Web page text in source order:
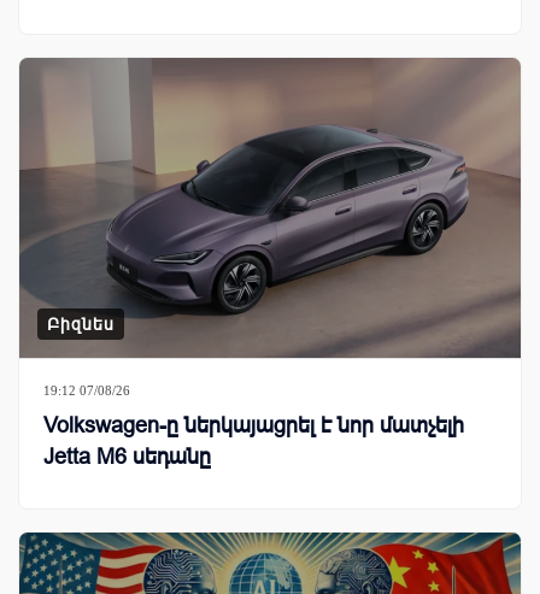
Բիզնես
19:12 07/08/26
Volkswagen-ը ներկայացրել է նոր մատչելի
Jetta M6 սեդանը